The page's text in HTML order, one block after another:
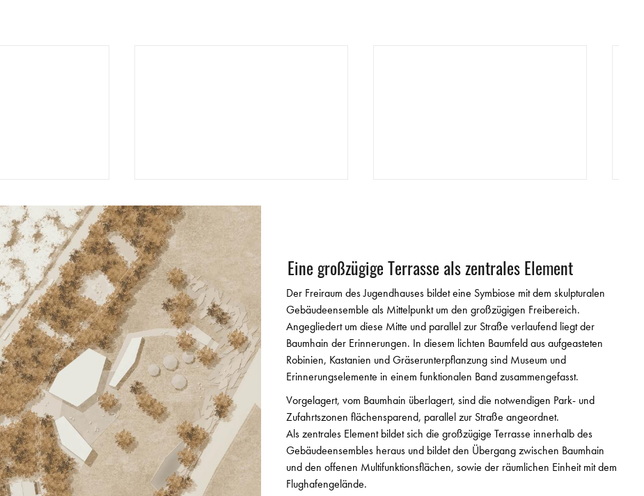
Eine großzügige Terrasse als zentrales Element
Der Freiraum des Jugendhauses bildet eine Symbiose mit dem skulpturalen
Gebäudeensemble als Mittelpunkt um den großzügigen Freibereich.
Angegliedert um diese Mitte und parallel zur Straße verlaufend liegt der
Baumhain der Erinnerungen. In diesem lichten Baumfeld aus aufgeasteten
Robinien, Kastanien und Gräserunterpflanzung sind Museum und
Erinnerungselemente in einem funktionalen Band zusammengefasst.
Vorgelagert, vom Baumhain überlagert, sind die notwendigen Park- und
Zufahrtszonen flächensparend, parallel zur Straße angeordnet.
Als zentrales Element bildet sich die großzügige Terrasse innerhalb des
Gebäudeensembles heraus und bildet den Übergang zwischen Baumhain
und den offenen Multifunktionsflächen, sowie der räumlichen Einheit mit dem
Flughafengelände.